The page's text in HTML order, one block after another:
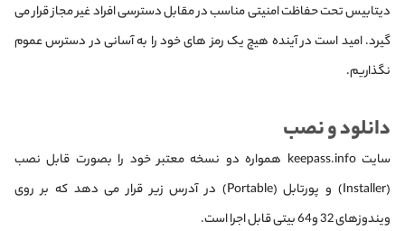
دیتابیس تحت حفاظت امنیتی مناسب در مقابل دسترسی افراد غیر مجاز قرار می
گیرد. امید است در آینده هیچ یک رمز های خود را به آسانی در دسترس عموم
نگذاریم.
دانلود و نصب
سایت keepass.info همواره دو نسخه معتبر خود را بصورت قابل نصب
(Installer) و پورتابل (Portable) در آدرس زیر قرار می دهد که بر روی
ویندوزهای 32 و64 بیتی قابل اجرا است.